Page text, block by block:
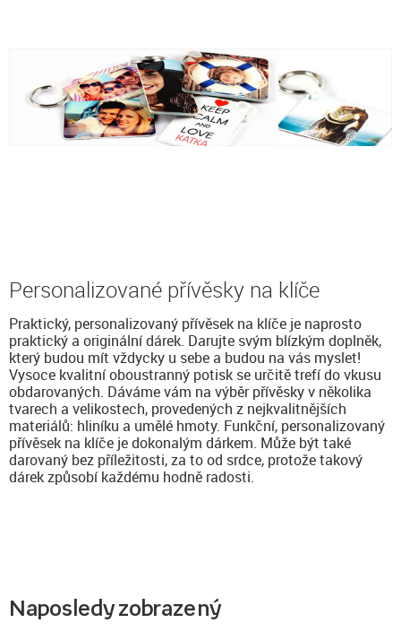
Personalizované přívěsky na klíče
Praktický, personalizovaný přívěsek na klíče je naprosto
praktický a originální dárek. Darujte svým blízkým doplněk,
který budou mít vždycky u sebe a budou na vás myslet!
Vysoce kvalitní oboustranný potisk se určitě trefí do vkusu
obdarovaných. Dáváme vám na výběr přívěsky v několika
tvarech a velikostech, provedených z nejkvalitnějších
materiálů: hliníku a umělé hmoty. Funkční, personalizovaný
přívěsek na klíče je dokonalým dárkem. Může být také
darovaný bez příležitosti, za to od srdce, protože takový
dárek způsobí každému hodně radosti.
Naposledy zobrazený